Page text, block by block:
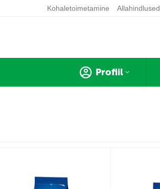
Kohaletoimetamine Allahindlused
Profiil